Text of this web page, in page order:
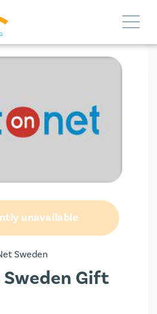
unavailable
Sweden
Gift